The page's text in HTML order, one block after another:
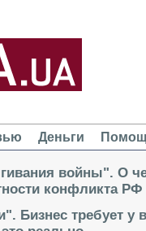
Деньги
войны". О
конфликта РФ
Бизнес требует у